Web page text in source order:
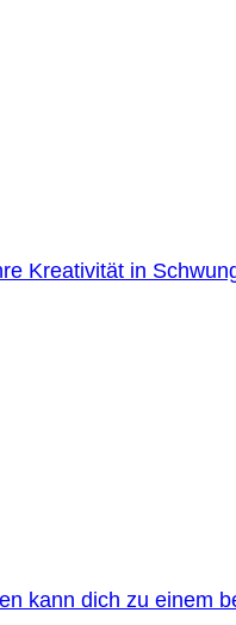
Kreativität in
kann dich zu einem